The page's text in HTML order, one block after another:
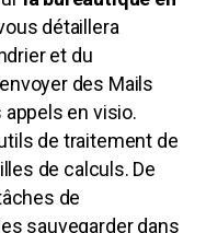
détaillera
et du
des Mails
en visio.
de traitement de
de calculs. De
de
sauvegarder dans